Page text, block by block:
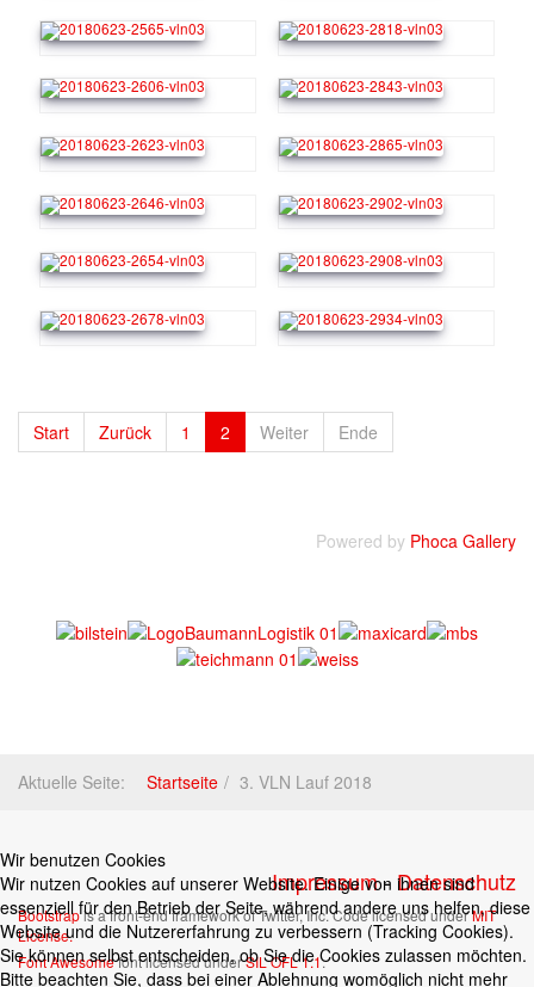
Start Zurück 1 2 Weiter Ende
Powered by Phoca Gallery
Aktuelle Seite: Startseite 3. VLN Lauf 2018
Impressum-Datenschutz
Bootstrapis a front-end framework of Twitter, Inc. Code licensed underMIT
License.
Font Awesomefont licensed underSIL OFL 1.1.
Wir benutzen Cookies
Wir nutzen Cookies auf unserer Website. Einige von ihnen sind
essenziell für den Betrieb der Seite, während andere uns helfen, diese
Website und die Nutzererfahrung zu verbessern (Tracking Cookies).
Sie können selbst entscheiden, ob Sie die Cookies zulassen möchten.
Bitte beachten Sie, dass bei einer Ablehnung womöglich nicht mehr